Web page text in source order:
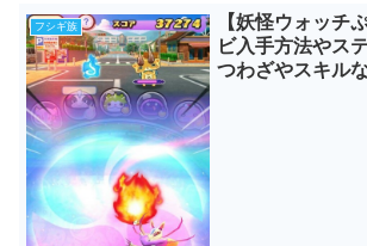
フシギ族
【妖怪ウォッチ
ビ入手方法やス
つわざやスキル